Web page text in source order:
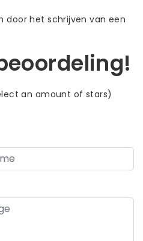
door het schrijven van een
an amount of stars)